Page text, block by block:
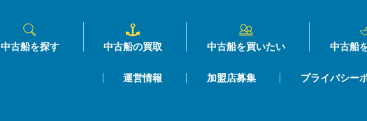
中古船を探す 中古船の買取 中古船を買いたい 中古船
運営情報 加盟店募集 プライバシー